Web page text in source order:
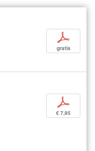
p
gratis
p
€ 7,95